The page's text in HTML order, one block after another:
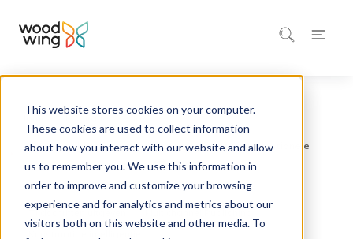
This website stores cookies on your computer.
These cookies are used to collect information
about how you interact with our website and allow
us to remember you. We use this information in
order to improve and customize your browsing
experience and for analytics and metrics about our
visitors both on this website and other media. To
Tijdschriften uitgeven
Multichannel Publishing